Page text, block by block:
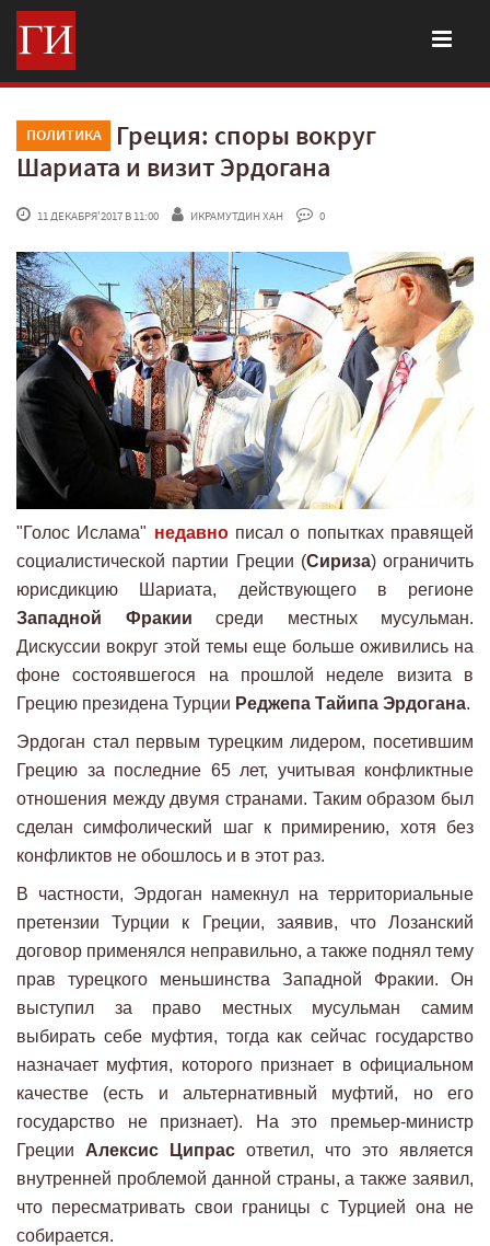
ПОЛИТИКА
Греция: споры вокруг
Шариата и визит Эрдогана
11 ДЕКАБРЯ'2017 В 11:00 ИКРАМУТДИН ХАН 0
"Голос Ислама" недавнописал о попытках правящей
социалистической партии Греции (Сириза) ограничить
юрисдикцию Шариата, действующего в регионе
Западной Фракии среди местных мусульман.
Дискуссии вокруг этой темы еще больше оживились на
фоне состоявшегося на прошлой неделе визита в
Грецию президена Турции Реджепа Тайипа Эрдогана.
Эрдоган стал первым турецким лидером, посетившим
Грецию за последние 65 лет, учитывая конфликтные
отношения между двумя странами. Таким образом был
сделан симфолический шаг к примирению, хотя без
конфликтов не обошлось и в этот раз.
В частности, Эрдоган намекнул на территориальные
претензии Турции к Греции, заявив, что Лозанский
договор применялся неправильно, а также поднял тему
прав турецкого меньшинства Западной Фракии. Он
выступил за право местных мусульман самим
выбирать себе муфтия, тогда как сейчас государство
назначает муфтия, которого признает в официальном
качестве (есть и альтернативный муфтий, но его
государство не признает). На это премьер-министр
Греции Алексис Ципрас ответил, что это является
внутренней проблемой данной страны, а также заявил,
что пересматривать свои границы с Турцией она не
собирается.